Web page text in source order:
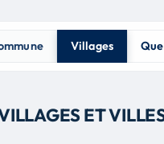
Villages
ET